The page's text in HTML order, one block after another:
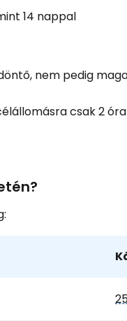
14 nappal
nem pedig
csak 2